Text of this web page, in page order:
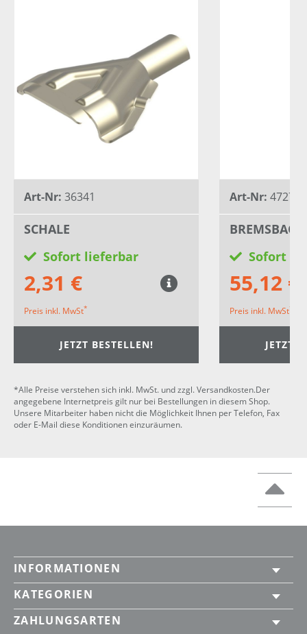
Art-Nr: 36341
SCHALE
Sofort lieferbar
2,31 €
Preis inkl. MwSt*
JETZT BESTELLEN!
Art-Nr: 47276
Sofort
55,12 €
Preis inkl. MwSt*
JETZT
*Alle Preise verstehen sich inkl. MwSt. und zzgl. Versandkosten.Der
angegebene Internetpreis gilt nur bei Bestellungen in diesem Shop.
Unsere Mitarbeiter haben nicht die Möglichkeit Ihnen per Telefon, Fax
oder E-Mail diese Konditionen einzuräumen.
INFORMATIONEN
KATEGORIEN
ZAHLUNGSARTEN